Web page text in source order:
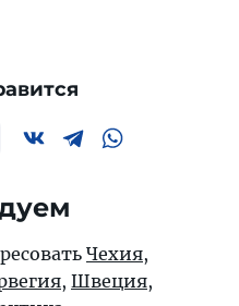
Чехия,
, Швеция,